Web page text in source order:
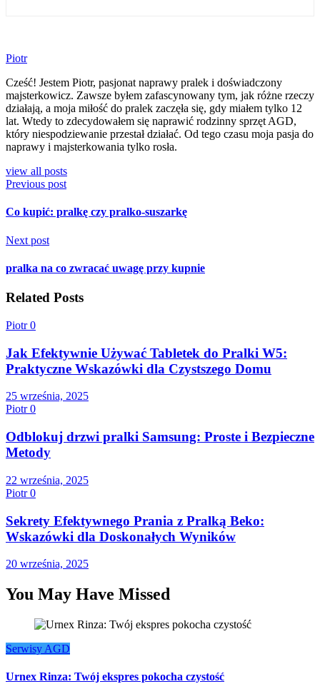
Piotr
Cześć! Jestem Piotr, pasjonat naprawy pralek i doświadczony
majsterkowicz. Zawsze byłem zafascynowany tym, jak różne rzeczy
działają, a moja miłość do pralek zaczęła się, gdy miałem tylko 12
lat. Wtedy to zdecydowałem się naprawić rodzinny sprzęt AGD,
który niespodziewanie przestał działać. Od tego czasu moja pasja do
naprawy i majsterkowania tylko rosła.
view all posts
Previous post
Co kupić: pralkę czy pralko-suszarkę
Next post
pralka na co zwracać uwagę przy kupnie
Related Posts
Piotr0
Jak Efektywnie Używać Tabletek do Pralki W5:
Praktyczne Wskazówki dla Czystszego Domu
25 września, 2025
Piotr0
Odblokuj drzwi pralki Samsung: Proste i Bezpieczne
Metody
22 września, 2025
Piotr0
Sekrety Efektywnego Prania z Pralką Beko:
Wskazówki dla Doskonałych Wyników
20 września, 2025
You May Have Missed
Serwisy AGD
Urnex Rinza: Twój ekspres pokocha czystość